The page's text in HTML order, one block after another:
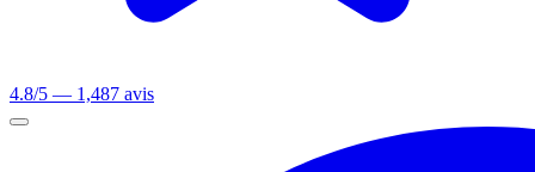
4.8/5 — 1,487 avis
Ouvrir le menu